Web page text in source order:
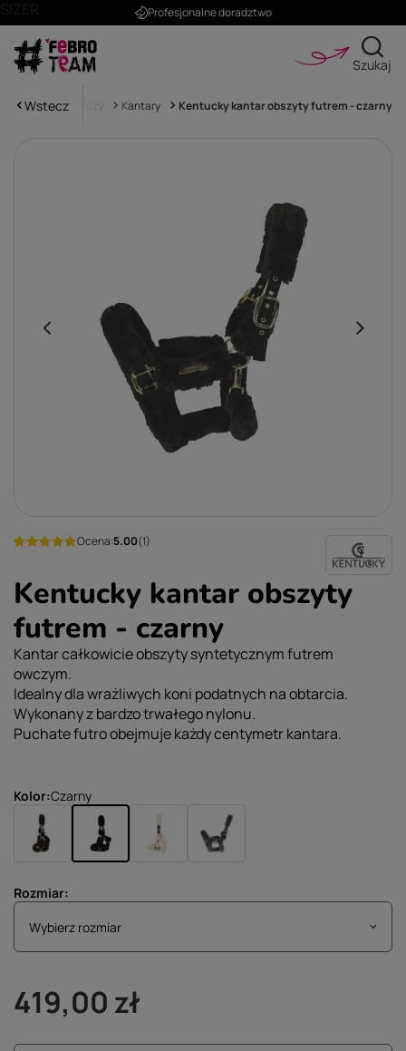
Profesjonalne doradztwo
Szukaj
Wstecz
Kantary i uwiązy Kantary Kentucky kantar obszyty futrem - czarny
Ocena:5.00(1)
Kentucky kantar obszyty
futrem - czarny
Kantar całkowicie obszyty syntetycznym futrem
owczym.
Idealny dla wrażliwych koni podatnych na obtarcia.
Wykonany z bardzo trwałego nylonu.
Puchate futro obejmuje każdy centymetr kantara.
Kolor Czarny
Rozmiar
Wybierz rozmiar
Wybierz rozmiar
419,00 zł